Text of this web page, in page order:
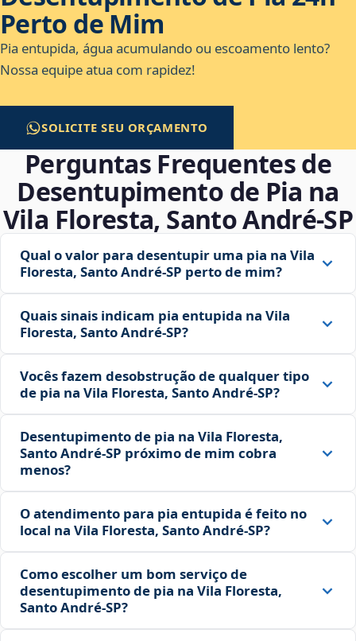
Perto de Mim
Pia entupida, água acumulando ou escoamento lento?
Nossa equipe atua com rapidez!
SOLICITE SEU ORÇAMENTO
Perguntas Frequentes de
Desentupimento de Pia na
Vila Floresta, Santo André‑SP
Qual o valor para desentupir uma pia na Vila
Floresta, Santo André‑SP perto de mim?
Quais sinais indicam pia entupida na Vila
Floresta, Santo André‑SP?
Vocês fazem desobstrução de qualquer tipo
de pia na Vila Floresta, Santo André‑SP?
Desentupimento de pia na Vila Floresta,
Santo André‑SP próximo de mim cobra
menos?
O atendimento para pia entupida é feito no
local na Vila Floresta, Santo André‑SP?
Como escolher um bom serviço de
desentupimento de pia na Vila Floresta,
Santo André‑SP?